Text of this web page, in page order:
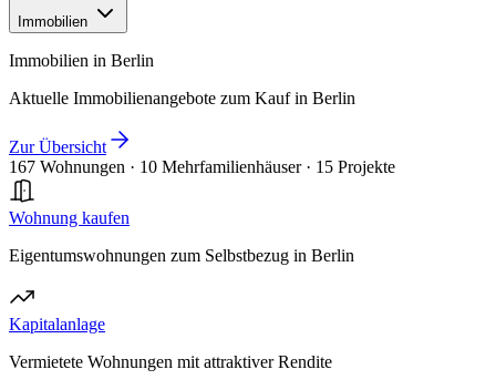
Immobilien
Immobilien in Berlin
Aktuelle Immobilienangebote zum Kauf in Berlin
Zur Übersicht
167 Wohnungen · 10 Mehrfamilienhäuser · 15 Projekte
Wohnung kaufen
Eigentumswohnungen zum Selbstbezug in Berlin
Kapitalanlage
Vermietete Wohnungen mit attraktiver Rendite